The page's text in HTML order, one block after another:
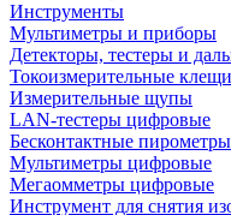
Инструменты
Мультиметры и приборы
Детекторы, тестеры и
Токоизмерительные клещи
Измерительные щупы
LAN-тестеры цифровые
Бесконтактные пирометры
Мультиметры цифровые
Мегаомметры цифровые
Инструмент для снятия